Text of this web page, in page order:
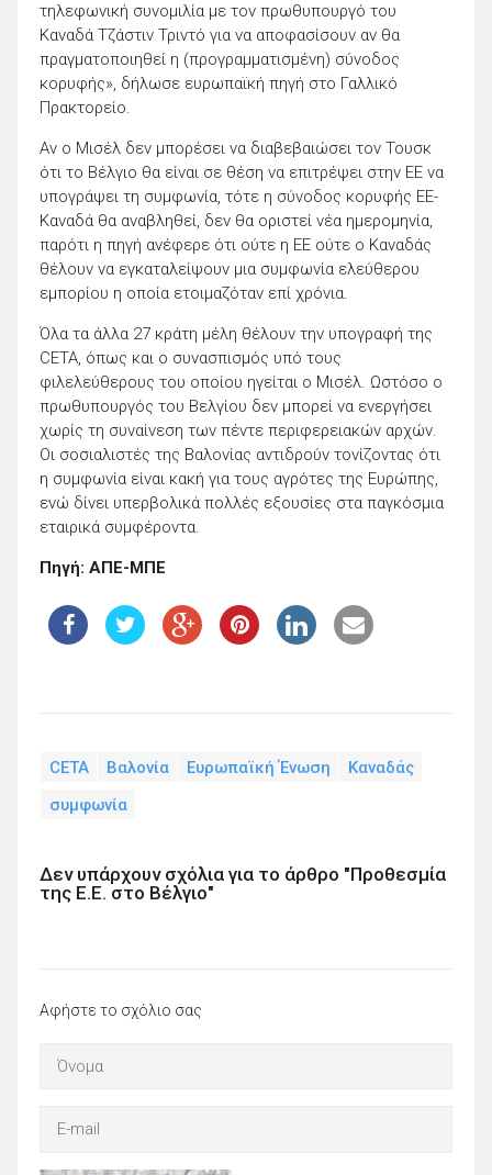
τηλεφωνική συνομιλία με τον πρωθυπουργό του
Καναδά Τζάστιν Τριντό για να αποφασίσουν αν θα
πραγματοποιηθεί η (προγραμματισμένη) σύνοδος
κορυφής», δήλωσε ευρωπαϊκή πηγή στο Γαλλικό
Πρακτορείο.
Αν ο Μισέλ δεν μπορέσει να διαβεβαιώσει τον Τουσκ
ότι το Βέλγιο θα είναι σε θέση να επιτρέψει στην ΕΕ να
υπογράψει τη συμφωνία, τότε η σύνοδος κορυφής ΕΕ-
Καναδά θα αναβληθεί, δεν θα οριστεί νέα ημερομηνία,
παρότι η πηγή ανέφερε ότι ούτε η ΕΕ ούτε ο Καναδάς
θέλουν να εγκαταλείψουν μια συμφωνία ελεύθερου
εμπορίου η οποία ετοιμαζόταν επί χρόνια.
Όλα τα άλλα 27 κράτη μέλη θέλουν την υπογραφή της
CETA, όπως και ο συνασπισμός υπό τους
φιλελεύθερους του οποίου ηγείται ο Μισέλ. Ωστόσο ο
πρωθυπουργός του Βελγίου δεν μπορεί να ενεργήσει
χωρίς τη συναίνεση των πέντε περιφερειακών αρχών.
Οι σοσιαλιστές της Βαλονίας αντιδρούν τονίζοντας ότι
η συμφωνία είναι κακή για τους αγρότες της Ευρώπης,
ενώ δίνει υπερβολικά πολλές εξουσίες στα παγκόσμια
εταιρικά συμφέροντα.
Πηγή: ΑΠΕ-ΜΠΕ
CETA Βαλονία Ευρωπαϊκή Ένωση
Καναδάς
συμφωνία
Δεν υπάρχουν σχόλια για το άρθρο "Προθεσμία
της Ε.Ε. στο Βέλγιο"
Αφήστε το σχόλιο σας